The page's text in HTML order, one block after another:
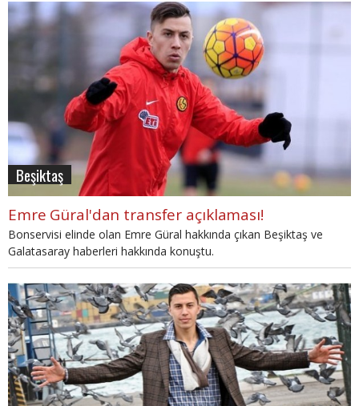
Beşiktaş
Emre Güral'dan transfer açıklaması!
Bonservisi elinde olan Emre Güral hakkında çıkan Beşiktaş ve
Galatasaray haberleri hakkında konuştu.